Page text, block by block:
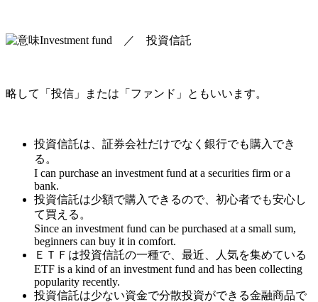
Investment fund ／ 投資信託
略して「投信」または「ファンド」ともいいます。
投資信託は、証券会社だけでなく銀行でも購入でき
る。
I can purchase an investment fund at a securities firm or a
bank.
投資信託は少額で購入できるので、初心者でも安心し
て買える。
Since an investment fund can be purchased at a small sum,
beginners can buy it in comfort.
ＥＴＦは投資信託の一種で、最近、人気を集めている
ETF is a kind of an investment fund and has been collecting
popularity recently.
投資信託は少ない資金で分散投資ができる金融商品で